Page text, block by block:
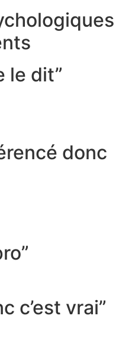
le dit”
donc
c’est vrai”